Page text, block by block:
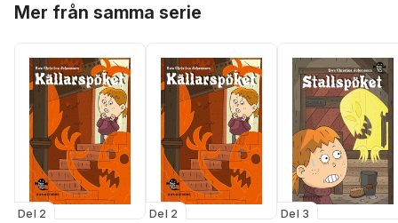
Mer från samma serie
Del 2 Del 2 Del 3